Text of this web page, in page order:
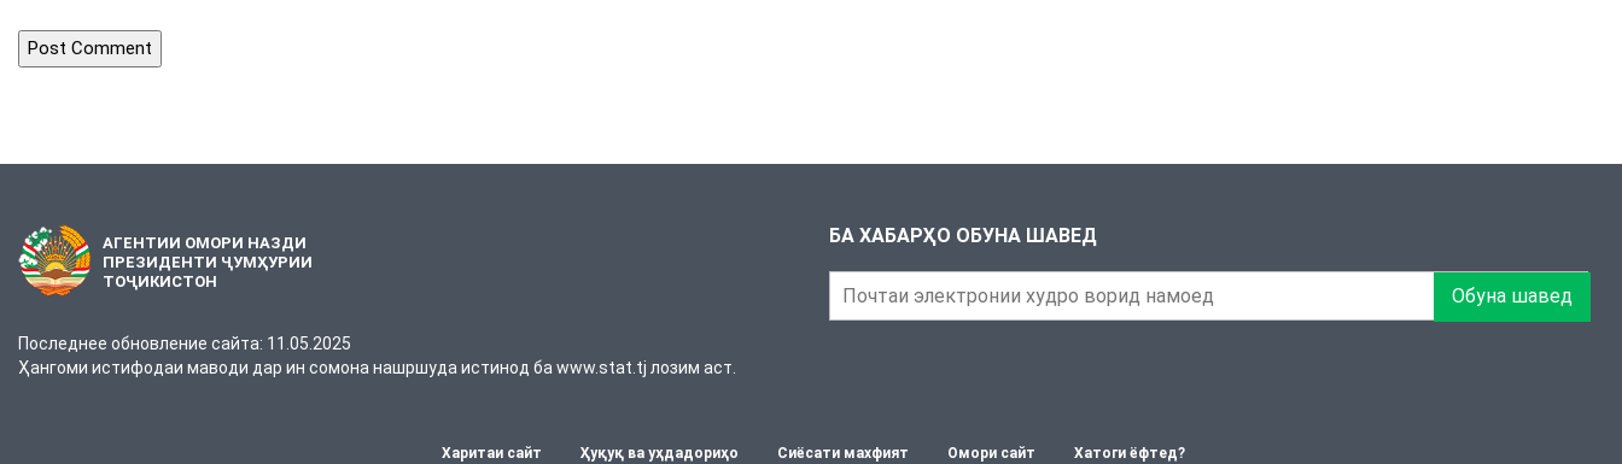
АГЕНТИИ ОМОРИ НАЗДИ
ПРЕЗИДЕНТИ ҶУМҲУРИИ
ТОҶИКИСТОН
Последнее обновление сайта: 11.05.2025
Ҳангоми истифодаи маводи дар ин сомона нашршуда истинод ба www.stat.tj лозим аст.
БА ХАБАРҲО ОБУНА ШАВЕД
Обуна шавед
Харитаи сайт Ҳуқуқ ва уҳдадориҳо Сиёсати махфият Омори сайт Хатоги ёфтед?